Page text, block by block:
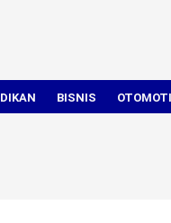
BISNIS